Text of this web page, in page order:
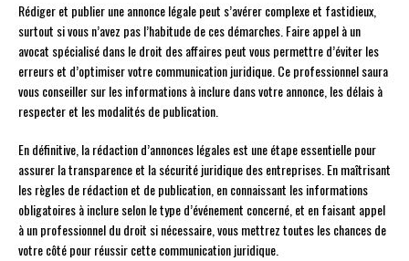
Rédiger et publier une annonce légale peut s’avérer complexe et fastidieux,
surtout si vous n’avez pas l’habitude de ces démarches. Faire appel à un
avocat spécialisé dans le droit des affaires peut vous permettre d’éviter les
erreurs et d’optimiser votre communication juridique. Ce professionnel saura
vous conseiller sur les informations à inclure dans votre annonce, les délais à
respecter et les modalités de publication.
En définitive, la rédaction d’annonces légales est une étape essentielle pour
assurer la transparence et la sécurité juridique des entreprises. En maîtrisant
les règles de rédaction et de publication, en connaissant les informations
obligatoires à inclure selon le type d’événement concerné, et en faisant appel
à un professionnel du droit si nécessaire, vous mettrez toutes les chances de
votre côté pour réussir cette communication juridique.